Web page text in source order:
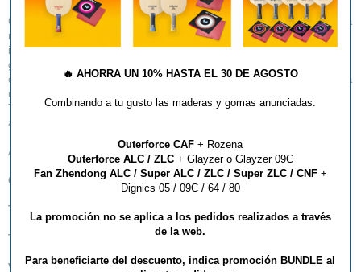
Colocación de picos de menos diámetro de forma más densa – esta es la
respuesta que se obtiene acumulando resultados de nuestra
investigación. La forma especial de los picos da como resultado una
goma que no cede fácilmente ante el ataque del contrario. Al combinar
esta superficie recientemente desarrollada con la Spring Sponge, se logra
una mayor potencia y sensación de agarre, una característica de la serie
Tenergy. Tenergy 19 ofrece un alto rendimiento, no sólo para golpes
activos, sino también pasivos ante ataques potentes.
Ahora, está en tu mano exprimir todo tu potencial con la Tenergy 19!
Comparativa con Tenergy 05
Tenergy 19 : Velocidad: / Efecto:
Tenergy 05 / Efecto : 76
Velocidad:84
🔥 AHORRA UN 10% HASTA EL 30 DE AGOSTO
Combinando a tu gusto las maderas y gomas anunciadas:
Outerforce CAF + Rozena
Outerforce ALC / ZLC+ Glayzer o Glayzer 09C
Fan Zhendong ALC / Super ALC / ZLC / Super ZLC / CNF+
Dignics 05 / 09C / 64 / 80
La promoción no se aplica a los pedidos realizados a través
de la web.
Para beneficiarte del descuento, indica promoción BUNDLE al